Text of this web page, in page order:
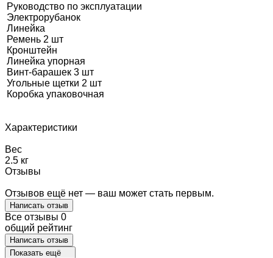
Руководство по эксплуатации
Электрорубанок
Линейка
Ремень 2 шт
Кронштейн
Линейка упорная
Винт-барашек 3 шт
Угольные щетки 2 шт
Коробка упаковочная
Характеристики
Вес
2.5 кг
Отзывы
Отзывов ещё нет — ваш может стать первым.
Написать отзыв
Все отзывы 0
общий рейтинг
Написать отзыв
Показать ещё